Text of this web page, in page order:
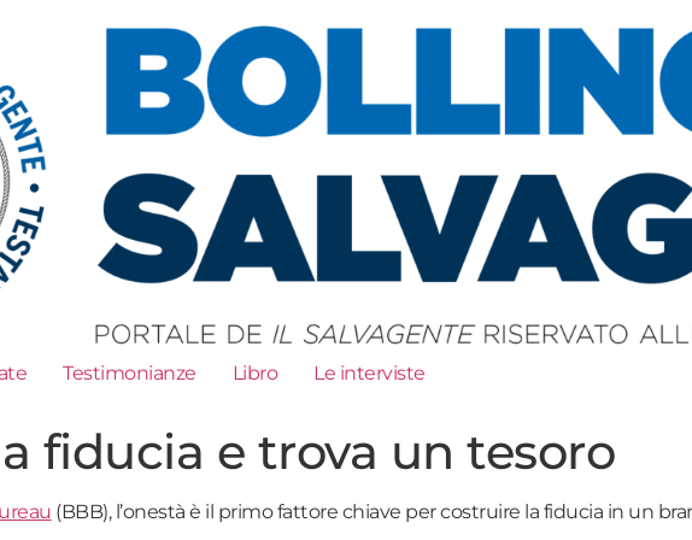
Testimonianze Libro Le interviste
fiducia e trova un tesoro
(BBB), l’onestà è il primo fattore chiave per costruire la fiducia in un